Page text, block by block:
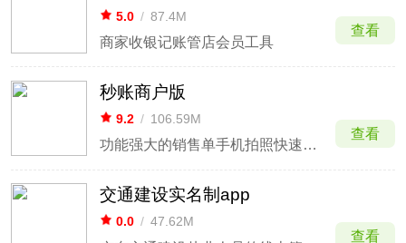
5.0 / 87.4M
商家收银记账管店会员工具
查看
秒账商户版
9.2 / 106.59M
功能强大的销售单手机拍照快速录入软件
查看
交通建设实名制app
0.0 / 47.62M
查看